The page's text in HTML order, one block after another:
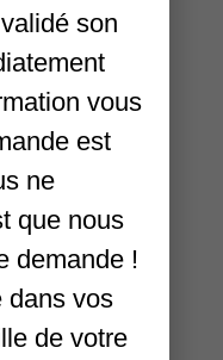
28
à 22h
son
vous
est
ne
que nous
demande !
dans vos
de votre